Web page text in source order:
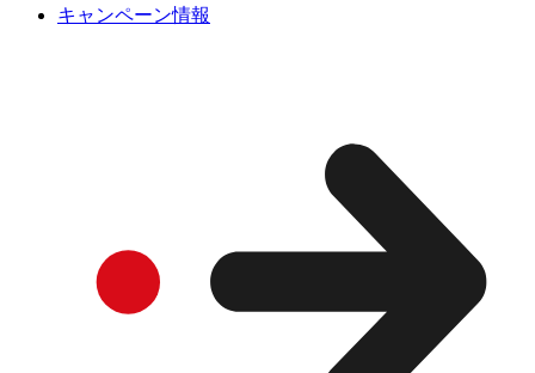
キャンペーン情報